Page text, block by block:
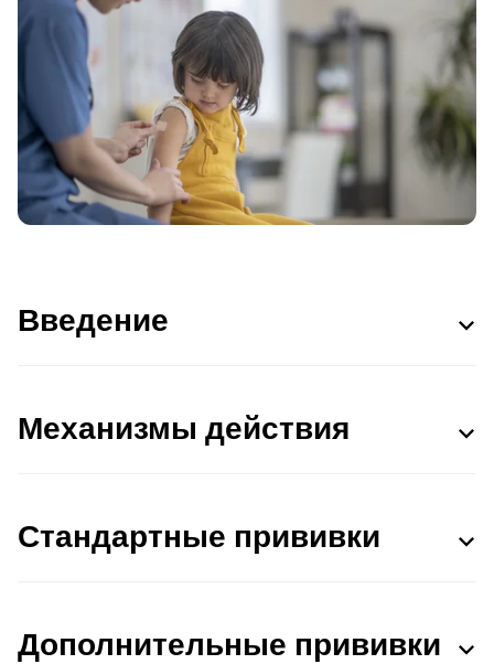
Введение
Механизмы действия
Стандартные прививки
Дополнительные прививки